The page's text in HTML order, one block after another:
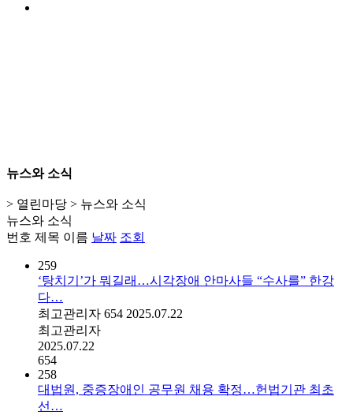
뉴스와 소식
> 열린마당 > 뉴스와 소식
뉴스와 소식
번호 제목 이름 날짜 조회
259
‘탕치기’가 뭐길래…시각장애 안마사들 “수사를” 한강
다…
최고관리자 654 2025.07.22
최고관리자
2025.07.22
654
258
대법원, 중증장애인 공무원 채용 확정…헌법기관 최초
선…